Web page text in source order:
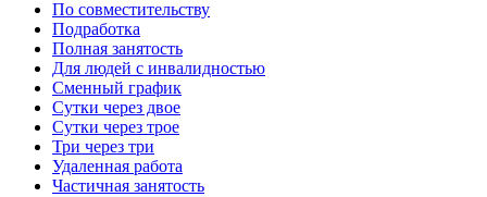
По совместительству
Подработка
Полная занятость
Для людей с инвалидностью
Сменный график
Сутки через двое
Сутки через трое
Три через три
Удаленная работа
Частичная занятость